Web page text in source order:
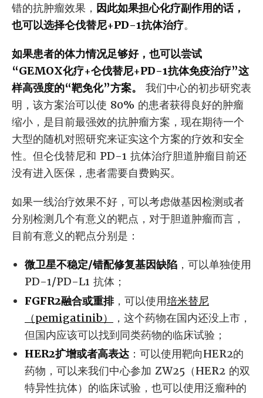
错的抗肿瘤效果， 因此如果担心化疗副作用的话，
也可以选择仑伐替尼+PD-1抗体治疗。
如果患者的体力情况足够好，也可以尝试
“GEMOX化疗+仑伐替尼+PD-1抗体免疫治疗”这
样高强度的“靶免化”方案。
我们中心的初步研究表
明，该方案治可以使 80% 的患者获得良好的肿瘤
缩小，是目前最强效的抗肿瘤方案，现在期待一个
大型的随机对照研究来证实这个方案的疗效和安全
性。但仑伐替尼和 PD-1 抗体治疗胆道肿瘤目前还
没有进入医保，患者需要自费购买。
如果一线治疗效果不好，可以考虑做基因检测或者
分别检测几个有意义的靶点，对于胆道肿瘤而言，
目前有意义的靶点分别是：
微卫星不稳定/错配修复基因缺陷 ，可以单独使用
PD-1/PD-L1 抗体；
FGFR2融合或重排，可以使用培米替尼
（pemigatinib）
，这个药物在国内还没上市，
但国内应该可以找到同类药物的临床试验；
HER2扩增或者高表达 ：可以使用靶向HER2的
药物，可以来我们中心参加 ZW25（HER2 的双
特异性抗体）的临床试验，也可以使用泛瘤种的